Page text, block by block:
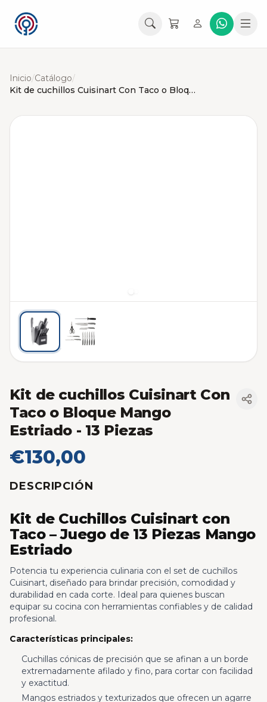
Inicio/Catálogo/
Kit de cuchillos Cuisinart Con Taco o Bloque Mango Estriado - 13 Piezas
Kit de cuchillos Cuisinart Con
Taco o Bloque Mango
Estriado - 13 Piezas
€130,00
DESCRIPCIÓN
Kit de Cuchillos Cuisinart con
Taco – Juego de 13 Piezas Mango
Estriado
Potencia tu experiencia culinaria con el set de cuchillos
Cuisinart, diseñado para brindar precisión, comodidad y
durabilidad en cada corte. Ideal para quienes buscan
equipar su cocina con herramientas confiables y de calidad
profesional.
Características principales:
Cuchillas cónicas de precisión que se afinan a un borde
extremadamente afilado y fino, para cortar con facilidad
y exactitud.
Mangos estriados y texturizados que ofrecen un agarre